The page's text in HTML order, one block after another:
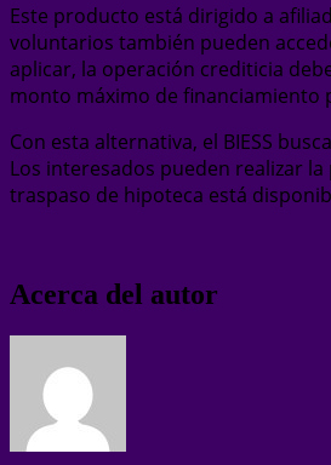
Este producto está dirigido a
voluntarios también pueden
aplicar, la operación crediticia
monto máximo de financiamiento
Con esta alternativa, el BIESS
Los interesados pueden realizar
traspaso de hipoteca está
Acerca del autor